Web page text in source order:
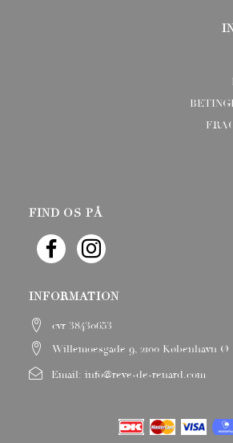
FIND OS PÅ
INFORMATION
cvr 38430653
Willemoesgade 9, 2100 København Ø
Email: info@reve-de-renard.com